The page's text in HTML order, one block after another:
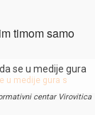
timom samo
se u medije gura
centar Virovitica